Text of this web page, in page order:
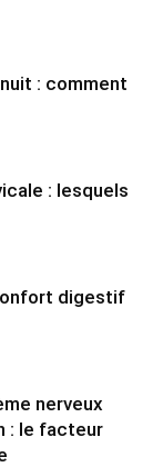
: comment
: lesquels
digestif
nerveux
: le facteur